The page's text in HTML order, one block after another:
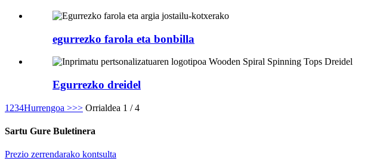
egurrezko farola eta bonbilla
Egurrezko dreidel
1 234Hurrengoa >>> Orrialdea 1 / 4
Sartu Gure Buletinera
Prezio zerrendarako kontsulta